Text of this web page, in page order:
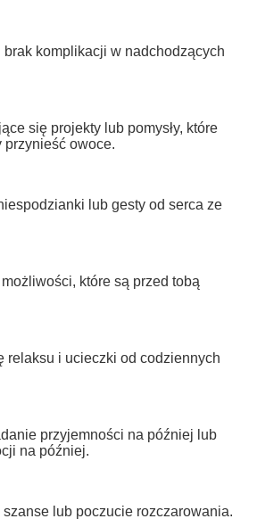
brak komplikacji w nadchodzących
się projekty lub pomysły, które
przynieść owoce.
lub gesty od serca ze
które są przed tobą
relaksu i ucieczki od codziennych
przyjemności na później lub
na później.
lub poczucie rozczarowania.